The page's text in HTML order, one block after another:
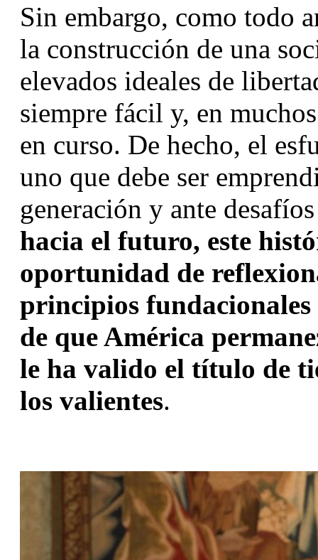
Sin embargo, como todo
la construcción de una
elevados ideales de
siempre fácil y, en
en curso. De hecho, el
uno que debe ser
generación y ante
hacia el futuro, este
oportunidad de
principios fundacionales
de que América
le ha valido el título de
los valientes.